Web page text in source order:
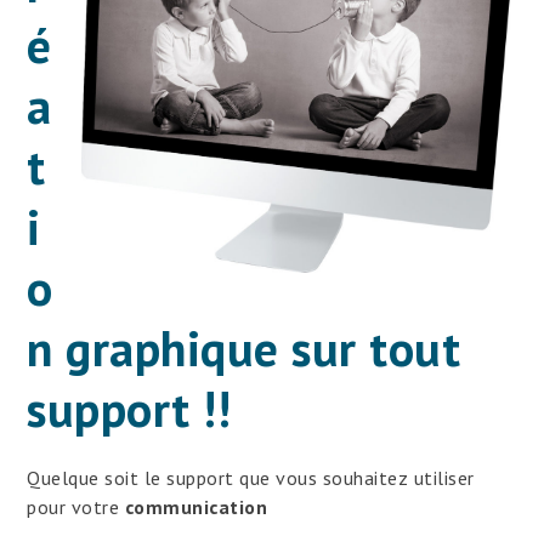
é
a
t
i
o
n graphique sur tout
support !!
Quelque soit le support que vous souhaitez utiliser
pour votre communication